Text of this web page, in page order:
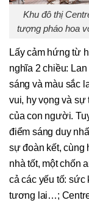
Khu đô thị
tượng pháo hoa
Lấy cảm hứng từ
nghĩa 2 chiều:
sáng và màu sắc
vui, hy vọng và
của con người.
điểm sáng duy
sự đoàn kết, cùng
nhà tốt, một chốn
cả các yếu tố: sức
tương lai…;